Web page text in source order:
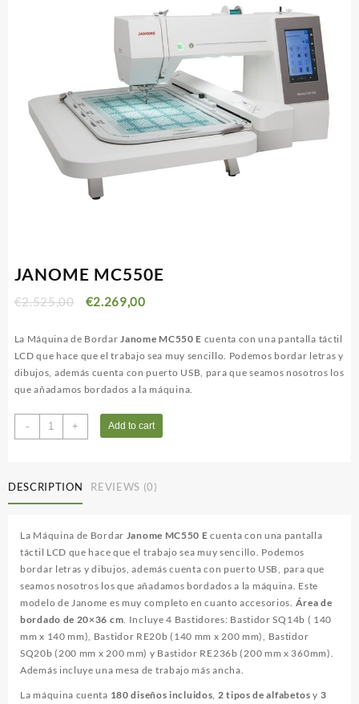
JANOME MC550E
€2.525,00 €2.269,00
La Máquina de BordarJanome MC550 E cuenta con una pantalla táctil
LCD que hace que el trabajo sea muy sencillo. Podemos bordar letras y
dibujos, además cuenta con puerto USB, para que seamos nosotros los
que añadamos bordados a la máquina.
-
JANOME
MC550E
+ Add to cart
DESCRIPTION REVIEWS (0)
La Máquina de Bordar Janome MC550 E cuenta con una pantalla
táctil LCD que hace que el trabajo sea muy sencillo. Podemos
bordar letras y dibujos, además cuenta con puerto USB, para que
seamos nosotros los que añadamos bordados a la máquina. Este
modelo de Janome es muy completo en cuanto accesorios. Área de
bordado de 20×36 cm . Incluye 4 Bastidores: Bastidor SQ14b ( 140
mm x 140 mm), Bastidor RE20b (140 mm x 200 mm), Bastidor
SQ20b (200 mm x 200 mm) y Bastidor RE236b (200 mm x 360mm).
Además incluye una mesa de trabajo más ancha.
La máquina cuenta 180 diseños incluidos 2 tipos de alfabetos y 3